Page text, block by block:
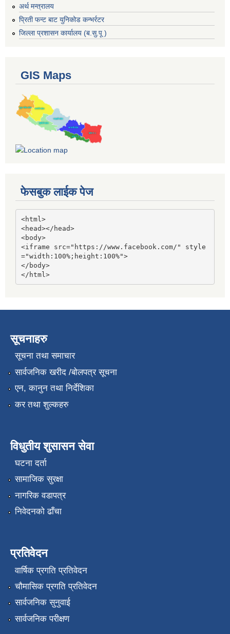
अर्थ मन्त्रालय
प्रिती फन्ट बाट युनिकोड कन्भर्रटर
जिल्ला प्रशासन कार्यालय (ब.सु.पू )
GIS Maps
फेसबुक लाईक पेज
<html>
<head></head>
<body>
<iframe src="https://www.facebook.com/" style
="width:100%;height:100%">
</body>
</html>
सूचनाहरु
सूचना तथा समाचार
सार्वजनिक खरीद /बोलपत्र सूचना
एन, कानुन तथा निर्देशिका
कर तथा शुल्कहरु
विधुतीय शुसासन सेवा
घटना दर्ता
सामाजिक सुरक्षा
नागरिक वडापत्र
निवेदनको ढाँचा
प्रतिवेदन
वार्षिक प्रगति प्रतिवेदन
चौमासिक प्रगति प्रतिवेदन
सार्वजनिक सुनुवाई
सार्वजनिक परीक्षण